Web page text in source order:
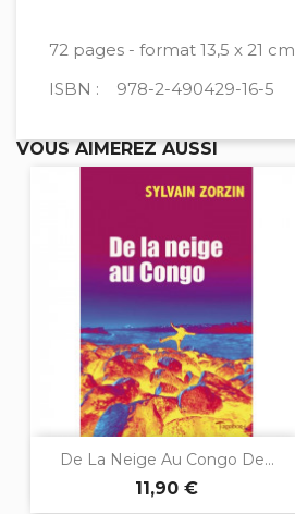
72 pages - format 13,5 x 21 cm
ISBN : 978-2-490429-16-5
VOUS AIMEREZ AUSSI
De La Neige Au Congo De...
11,90 €